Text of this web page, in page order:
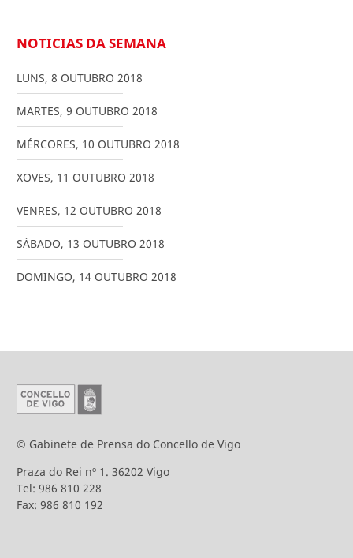
NOTICIAS DA SEMANA
LUNS, 8 OUTUBRO 2018
MARTES, 9 OUTUBRO 2018
MÉRCORES, 10 OUTUBRO 2018
XOVES, 11 OUTUBRO 2018
VENRES, 12 OUTUBRO 2018
SÁBADO, 13 OUTUBRO 2018
DOMINGO, 14 OUTUBRO 2018
© Gabinete de Prensa do Concello de Vigo
Praza do Rei nº 1. 36202 Vigo
Tel: 986 810 228
Fax: 986 810 192